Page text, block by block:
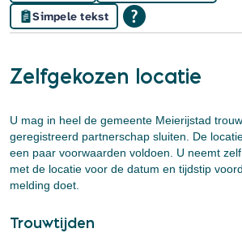
Simpele tekst
Zelfgekozen locatie
U mag in heel de gemeente Meierijstad
geregistreerd partnerschap sluiten. De
een paar voorwaarden voldoen. U neemt
met de locatie voor de datum en tijdstip
melding doet.
Trouwtijden